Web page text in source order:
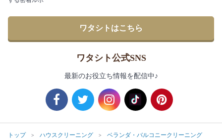
ワタシトはこちら
ワタシト公式SNS
最新のお役立ち情報を配信中♪
トップ ハウスクリーニング
ベランダ・バルコニークリーニング